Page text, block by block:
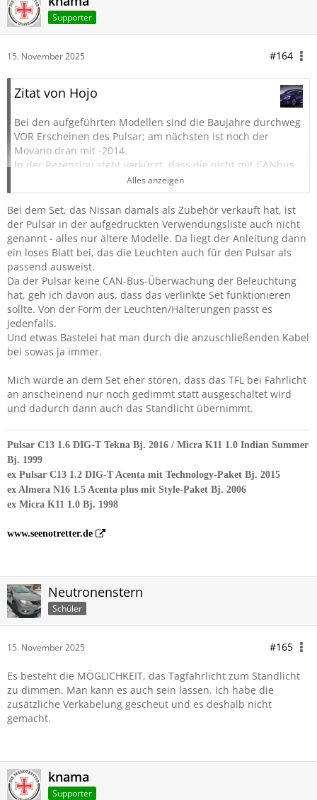
Supporter
15. November 2025 #164
Zitat von Hojo
Bei den aufgeführten Modellen sind die Baujahre durchweg
VOR Erscheinen des Pulsar; am nächsten ist noch der
Movano dran mit -2014.
In der Rezension steht verkürzt, dass die nicht mit CANbus
Ich habe also eher Zweifel, dass die am Pulsar ohne größere
Tricks arbeiten würden.
Ciao
Hojo
Alles anzeigen
Bei dem Set, das Nissan damals als Zubehör verkauft hat, ist
der Pulsar in der aufgedruckten Verwendungsliste auch nicht
genannt - alles nur ältere Modelle. Da liegt der Anleitung dann
ein loses Blatt bei, das die Leuchten auch für den Pulsar als
passend ausweist.
Da der Pulsar keine CAN-Bus-Überwachung der Beleuchtung
hat, geh ich davon aus, dass das verlinkte Set funktionieren
sollte. Von der Form der Leuchten/Halterungen passt es
jedenfalls.
Und etwas Bastelei hat man durch die anzuschließenden Kabel
bei sowas ja immer.
Mich würde an dem Set eher stören, dass das TFL bei Fahrlicht
an anscheinend nur noch gedimmt statt ausgeschaltet wird
und dadurch dann auch das Standlicht übernimmt.
Pulsar C13 1.6 DIG-T Tekna Bj. 2016 / Micra K11 1.0 Indian Summer
Bj. 1999
ex Pulsar C13 1.2 DIG-T Acenta mit Technology-Paket Bj. 2015
ex Almera N16 1.5 Acenta plus mit Style-Paket Bj. 2006
ex Micra K11 1.0 Bj. 1998
www.seenotretter.de
Neutronenstern
Schüler
15. November 2025 #165
Es besteht die MÖGLICHKEIT, das Tagfahrlicht zum Standlicht
zu dimmen. Man kann es auch sein lassen. Ich habe die
zusätzliche Verkabelung gescheut und es deshalb nicht
gemacht.
knama
Supporter